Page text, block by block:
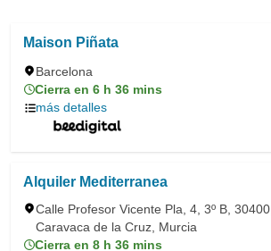
Maison Piñata
Barcelona
Cierra en 6 h 36 mins
más detalles
Alquiler Mediterranea
Calle Profesor Vicente Pla, 4, 3º B, 30400,
Caravaca de la Cruz, Murcia
Cierra en 8 h 36 mins